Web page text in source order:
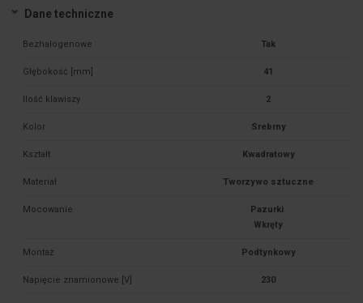
Dane techniczne
Bezhalogenowe Tak
Głębokość [mm] 41
Ilość klawiszy 2
Kolor Srebrny
Kształt Kwadratowy
Materiał Tworzywo sztuczne
Mocowanie
Pazurki
Montaż Podtynkowy
Napięcie znamionowe [V] 230